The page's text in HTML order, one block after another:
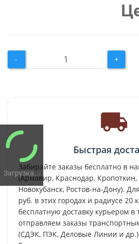
Загрузка...
- +
Быстрая
Забирайте заказы бесплатно в
(Армавир, Краснодар, Кропоткин,
Новокубанск, Ростов-на-Дону).
руб. в этих городах и радиусе 20
бесплатную доставку курьером
отправляем заказы
(СДЭК, ПЭК, Деловые Линии и